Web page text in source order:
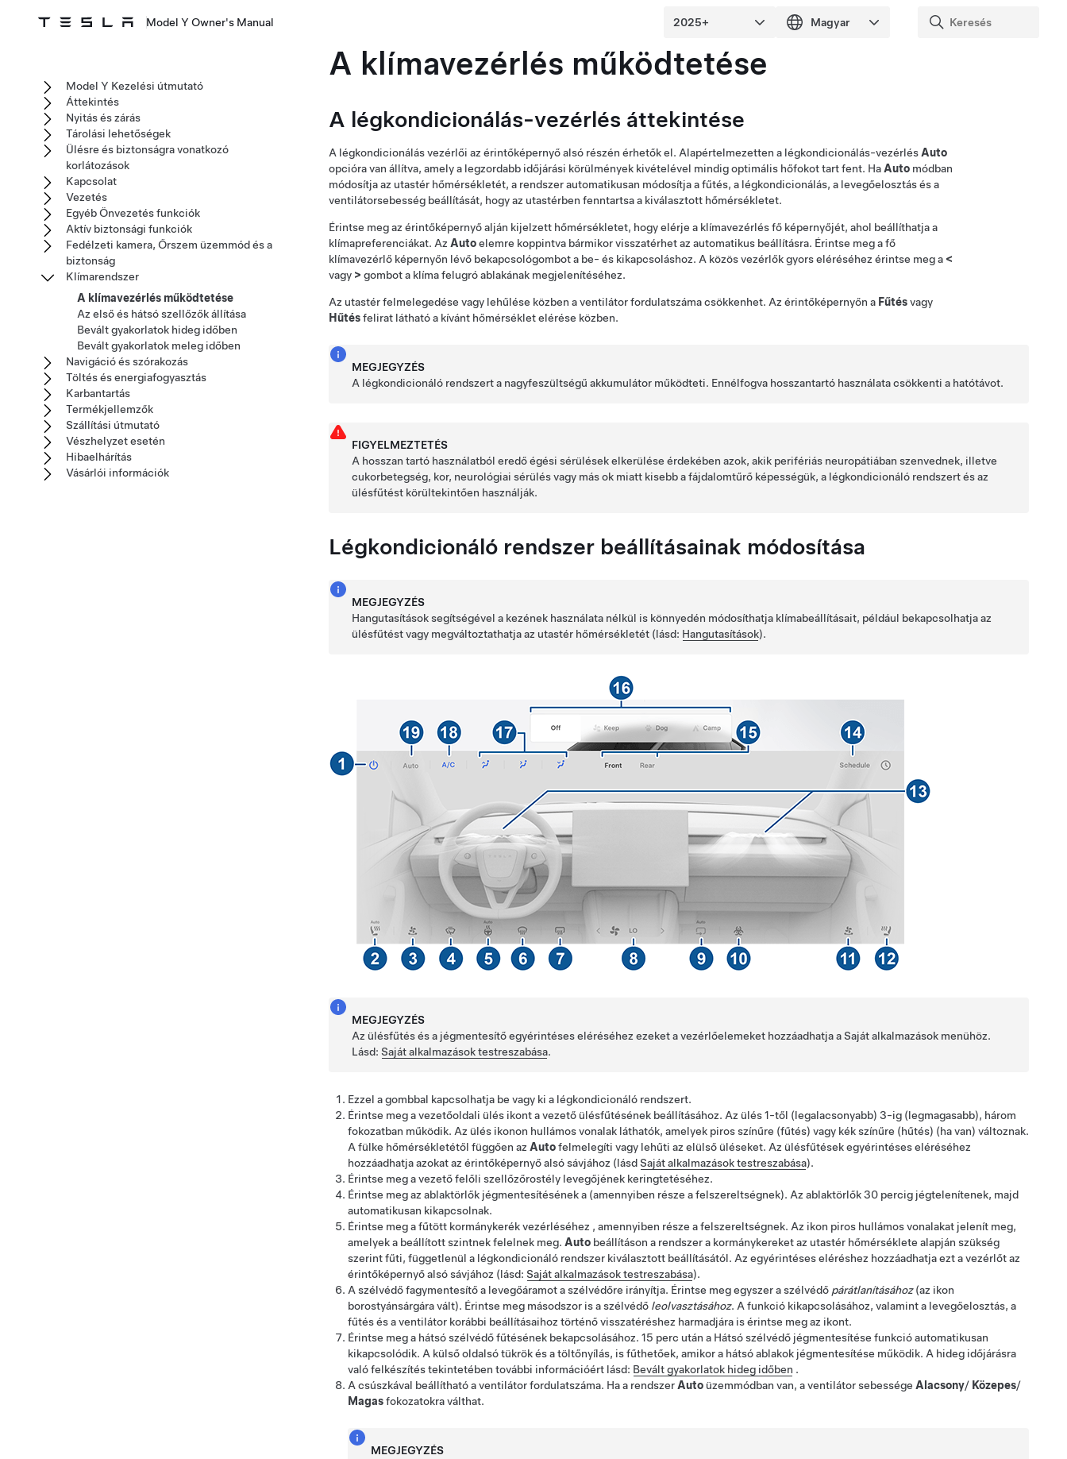
Model Y Owner's Manual
A klímavezérlés működtetése
A légkondicionálás-vezérlés áttekintése
A légkondicionálás vezérlői az érintőképernyő alsó részén érhetők el. Alapértelmezetten a légkondicionálás-vezérlés Auto
opcióra van állítva, amely a legzordabb időjárási körülmények kivételével mindig optimális hőfokot tart fent. Ha Auto módban
módosítja az utastér hőmérsékletét, a rendszer automatikusan módosítja a fűtés, a légkondicionálás, a levegőelosztás és a
ventilátorsebesség beállítását, hogy az utastérben fenntartsa a kiválasztott hőmérsékletet.
Érintse meg az érintőképernyő alján kijelzett hőmérsékletet, hogy elérje a klímavezérlés fő képernyőjét, ahol beállíthatja a
klímapreferenciákat. Az Autoelemre koppintva bármikor visszatérhet az automatikus beállításra. Érintse meg a fő
klímavezérlő képernyőn lévő bekapcsológombot a be- és kikapcsoláshoz. A közös vezérlők gyors eléréséhez érintse meg a <
vagy > gombot a klíma felugró ablakának megjelenítéséhez.
Az utastér felmelegedése vagy lehűlése közben a ventilátor fordulatszáma csökkenhet. Az érintőképernyőn a Fűtésvagy
Hűtésfelirat látható a kívánt hőmérséklet elérése közben.
MEGJEGYZÉS
A légkondicionáló rendszert a nagyfeszültségű akkumulátor működteti. Ennélfogva hosszantartó használata csökkenti a hatótávot.
FIGYELMEZTETÉS
A hosszan tartó használatból eredő égési sérülések elkerülése érdekében azok, akik perifériás neuropátiában szenvednek, illetve
cukorbetegség, kor, neurológiai sérülés vagy más ok miatt kisebb a fájdalomtűrő képességük, a légkondicionáló rendszert és az
ülésfűtést körültekintően használják.
Légkondicionáló rendszer beállításainak módosítása
MEGJEGYZÉS
Hangutasítások segítségével a kezének használata nélkül is könnyedén módosíthatja klímabeállításait, például bekapcsolhatja az
ülésfűtést vagy megváltoztathatja az utastér hőmérsékletét (lásd: Hangutasítások).
MEGJEGYZÉS
Az ülésfűtés és a jégmentesítő egyérintéses eléréséhez ezeket a vezérlőelemeket hozzáadhatja a Saját alkalmazások menühöz.
Lásd:Saját alkalmazások testreszabása.
Ezzel a gombbal kapcsolhatja be vagy ki a légkondicionáló rendszert.
Érintse meg a vezetőoldali ülés ikont a vezető ülésfűtésének beállításához. Az ülés 1-től (legalacsonyabb) 3-ig (legmagasabb), három
fokozatban működik. Az ülés ikonon hullámos vonalak láthatók, amelyek piros színűre (fűtés) vagy kék színűre (hűtés) (ha van) változnak.
A fülke hőmérsékletétől függően az Autofelmelegíti vagy lehűti az elülső üléseket. Az ülésfűtések egyérintéses eléréséhez
hozzáadhatja azokat az érintőképernyő alsó sávjához (lásdSaját alkalmazások testreszabása).
Érintse meg a vezető felőli szellőzőrostély levegőjének keringtetéséhez.
Érintse meg az ablaktörlők jégmentesítésének a (amennyiben része a felszereltségnek). Az ablaktörlők30 percig jégtelenítenek, majd
automatikusan kikapcsolnak.
Érintse meg a fűtött kormánykerékvezérléséhez , amennyiben része a felszereltségnek. Az ikon piros hullámos vonalakat jelenít meg,
amelyek a beállított szintnek felelnek meg. Auto beállításon a rendszer a kormánykereket az utastér hőmérséklete alapján szükség
szerint fűti, függetlenül a légkondicionáló rendszer kiválasztott beállításától. Az egyérintéses eléréshez hozzáadhatja ezt a vezérlőt az
érintőképernyő alsó sávjához (lásd: Saját alkalmazások testreszabása).
A szélvédő fagymentesítő a levegőáramot a szélvédőre irányítja. Érintse meg egyszer a szélvédő párátlanításához(az ikon
borostyánsárgára vált). Érintse meg másodszor is a szélvédő leolvasztásához. A funkció kikapcsolásához, valamint a levegőelosztás, a
fűtés és a ventilátor korábbi beállításaihoz történő visszatéréshez harmadjára is érintse meg az ikont.
Érintse meg a hátsó szélvédő fűtésének bekapcsolásához. 15 perc után a Hátsó szélvédő jégmentesítése funkció automatikusan
kikapcsolódik. A külső oldalsó tükrökés a töltőnyílás, is fűthetőek, amikor a hátsó ablakok jégmentesítése működik. A hideg időjárásra
való felkészítés tekintetében további információért lásd: Bevált gyakorlatok hideg időben .
A csúszkával beállítható a ventilátor fordulatszáma. Ha a rendszer Auto üzemmódban van, a ventilátor sebessége Alacsony/ Közepes/
Magasfokozatokra válthat.
MEGJEGYZÉS
Model Y Kezelési útmutató
Áttekintés
Nyitás és zárás
Tárolási lehetőségek
Ülésre és biztonságra vonatkozó
korlátozások
Kapcsolat
Vezetés
Egyéb Önvezetés funkciók
Aktív biztonsági funkciók
Fedélzeti kamera, Őrszem üzemmód és a
biztonság
Klímarendszer
A klímavezérlés működtetése
Az első és hátsó szellőzők állítása
Bevált gyakorlatok hideg időben
Bevált gyakorlatok meleg időben
Navigáció és szórakozás
Töltés és energiafogyasztás
Karbantartás
Termékjellemzők
Szállítási útmutató
Vészhelyzet esetén
Hibaelhárítás
Vásárlói információk